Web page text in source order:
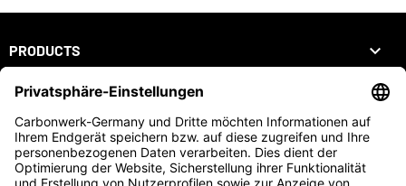
PRODUCTS 
OUR COMPANY 
YOUR ACCOUNT 